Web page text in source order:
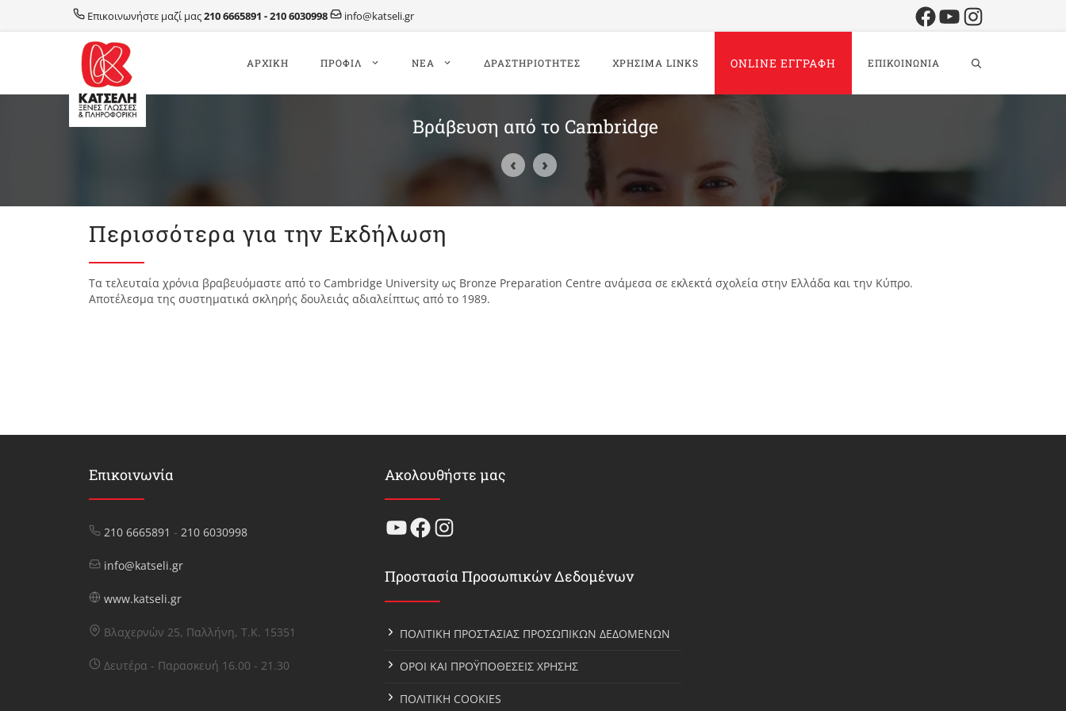
Facebook
YouTube
Instagram
Επικοινωνήστε μαζί μας210 6665891 -210 6030998 info@katseli.gr
AΡΧΙΚΗ ΠΡΟΦΙΛ ΝΕΑ ΔΡΑΣΤΗΡΙΟΤΗΤΕΣ ΧΡΗΣΙΜΑ LINKS ONLINE ΕΓΓΡΑΦΗ ΕΠΙΚΟΙΝΩΝΙΑ
Βράβευση από το Cambridge
‹ ›
Περισσότερα για την Εκδήλωση
Τα τελευταία χρόνια βραβευόμαστε από το Cambridge University ως Bronze Preparation Centre ανάμεσα σε εκλεκτά σχολεία στην Ελλάδα και την Κύπρο.
Αποτέλεσμα της συστηματικά σκληρής δουλειάς αδιαλείπτως από το 1989.
Επικοινωνία
210 6665891 - 210 6030998
info@katseli.gr
www.katseli.gr
Βλαχερνών 25, Παλλήνη, Τ.Κ. 15351
Δευτέρα - Παρασκευή 16.00 - 21.30
Ακολουθήστε μας
YouTube
Facebook
Instagram
Προστασία Προσωπικών Δεδομένων
ΠΟΛΙΤΙΚΗ ΠΡΟΣΤΑΣΙΑΣ ΠΡΟΣΩΠΙΚΩΝ ΔΕΔΟΜΕΝΩΝ
ΟΡΟΙ ΚΑΙ ΠΡΟΫΠΟΘΕΣΕΙΣ ΧΡΗΣΗΣ
ΠΟΛΙΤΙΚΗ COOKIES